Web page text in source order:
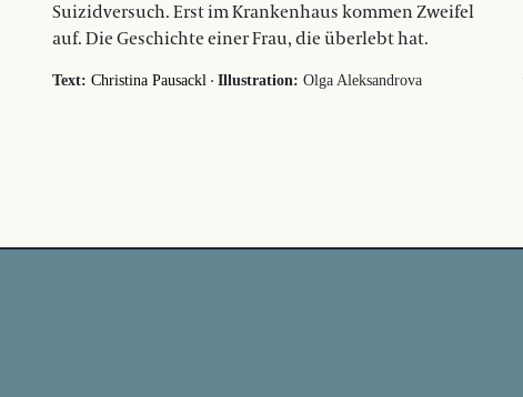
Suizidversuch. Erst im Krankenhaus kommen Zweifel
auf. Die Geschichte einer Frau, die überlebt hat.
Text: Christina Pausackl · Illustration: Olga Aleksandrova